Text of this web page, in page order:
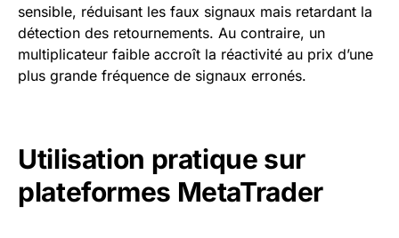
sensible, réduisant les faux signaux mais retardant la
détection des retournements. Au contraire, un
multiplicateur faible accroît la réactivité au prix d’une
plus grande fréquence de signaux erronés.
Utilisation pratique sur
plateformes MetaTrader